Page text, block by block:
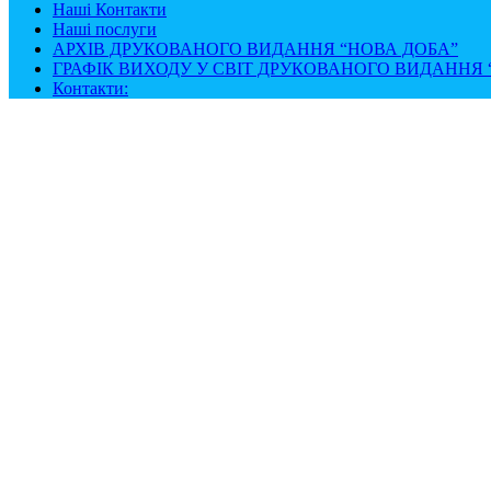
Наші Контакти
Наші послуги
АРХІВ ДРУКОВАНОГО ВИДАННЯ “НОВА ДОБА”
ГРАФІК ВИХОДУ У СВІТ ДРУКОВАНОГО ВИДАННЯ
Контакти: